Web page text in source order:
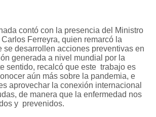
contó con la presencia del Ministro
Ferreyra, quien remarcó la
se desarrollen acciones preventivas en
generada a nivel mundial por la
sentido, recalcó que este trabajo es
aún más sobre la pandemia, e
aprovechar la conexión internacional
de manera que la enfermedad nos
y prevenidos.